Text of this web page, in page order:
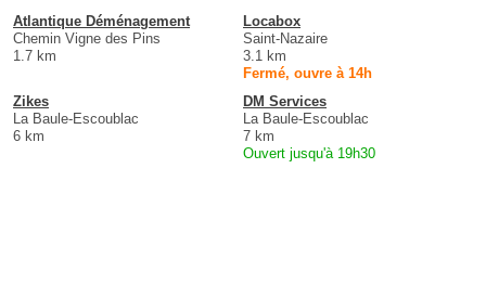
Atlantique Déménagement
Chemin Vigne des Pins
1.7 km
Locabox
Saint-Nazaire
3.1 km
Fermé, ouvre à 14h
Zikes
La Baule-Escoublac
6 km
DM Services
La Baule-Escoublac
7 km
Ouvert jusqu'à 19h30